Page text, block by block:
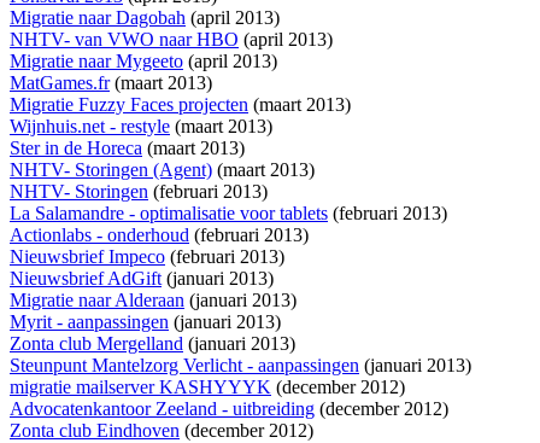
Migratie naar Dagobah (april 2013)
NHTV- van VWO naar HBO (april 2013)
Migratie naar Mygeeto (april 2013)
MatGames.fr(maart 2013)
Migratie Fuzzy Faces projecten (maart 2013)
Wijnhuis.net - restyle (maart 2013)
Ster in de Horeca (maart 2013)
NHTV- Storingen (Agent) (maart 2013)
NHTV- Storingen (februari 2013)
La Salamandre - optimalisatie voor tablets (februari 2013)
Actionlabs - onderhoud (februari 2013)
Nieuwsbrief Impeco (februari 2013)
Nieuwsbrief AdGift(januari 2013)
Migratie naar Alderaan (januari 2013)
Myrit - aanpassingen (januari 2013)
Zonta club Mergelland (januari 2013)
Steunpunt Mantelzorg Verlicht - aanpassingen (januari 2013)
migratie mailserver KASHYYYK (december 2012)
Advocatenkantoor Zeeland - uitbreiding (december 2012)
Zonta club Eindhoven (december 2012)